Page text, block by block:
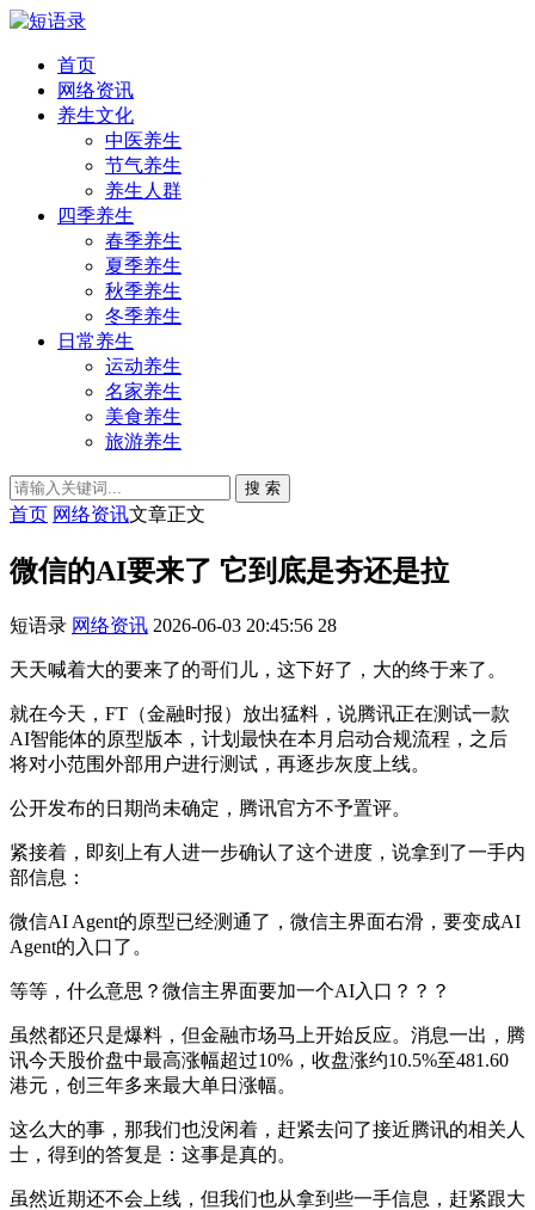
首页
网络资讯
养生文化
中医养生
节气养生
养生人群
四季养生
春季养生
夏季养生
秋季养生
冬季养生
日常养生
运动养生
名家养生
美食养生
旅游养生
搜 索
首页 网络资讯文章正文
微信的AI要来了 它到底是夯还是拉
短语录 网络资讯 2026-06-03 20:45:56 28
天天喊着大的要来了的哥们儿，这下好了，大的终于来了。
就在今天，FT（金融时报）放出猛料，说腾讯正在测试一款
AI智能体的原型版本，计划最快在本月启动合规流程，之后
将对小范围外部用户进行测试，再逐步灰度上线。
公开发布的日期尚未确定，腾讯官方不予置评。
紧接着，即刻上有人进一步确认了这个进度，说拿到了一手内
部信息：
微信AI Agent的原型已经测通了，微信主界面右滑，要变成AI
Agent的入口了。
等等，什么意思？微信主界面要加一个AI入口？？？
虽然都还只是爆料，但金融市场马上开始反应。消息一出，腾
讯今天股价盘中最高涨幅超过10%，收盘涨约10.5%至481.60
港元，创三年多来最大单日涨幅。
这么大的事，那我们也没闲着，赶紧去问了接近腾讯的相关人
士，得到的答复是：这事是真的。
虽然近期还不会上线，但我们也从拿到些一手信息，赶紧跟大